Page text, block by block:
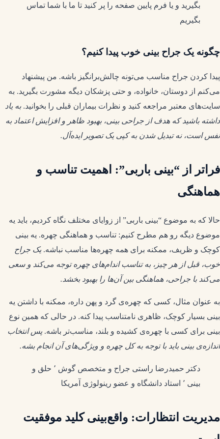
بگیرید و یا فرم پایین صفحه را پر کنید تا ما با شما تماس
بگیریم
چگونه یک جراح بینی خوب پیدا کنیم؟
پیدا کردن جراح مناسب می‌تونه چالش‌برانگیز باشه. من پیشنهاد
می‌کنم از دوستان، خانواده، و حتی پزشکان دیگه مشورت بگیرید. به
سایت‌های معتبر مراجعه کنید و نظرات بیماران قبلی را بخوانید. به یاد
داشته باشید که هدف از جراحی بینی، بهبود ظاهر و افزایش اعتماد به
نفس است، نه تبدیل شدن به کپی یک تصویر ایده‌آل.
فراتر از “بینی باربی”: اهمیت تناسب و
هماهنگی
حالا که به موضوع “بینی باربی” از زوایای مختلف نگاه کردیم، باید یه
موضوع دیگه رو هم مطرح کنیم: تناسب و هماهنگی چهره. یه بینی
کوچک و ظریف، ممکنه برای همه چهره‌ها مناسب نباشه. یک جراح
خوب، قبل از هر چیز، به تناسب اندام‌های چهره توجه می‌کند و سعی
می‌کند با جراحی، هماهنگی بین آن‌ها را بهبود بخشد.
به عنوان مثال، کسی که چهره‌ی گرد و پهن داره، ممکنه با داشتن یه
بینی بسیار کوچک، ظاهری نامتناسب پیدا کنه. در حالی که همین نوع
بینی برای کسی با چهره‌ی کشیده و بلند، مناسب‌تر باشه. پس انتخاب
اندازه‌ی بینی باید با توجه به کل چهره و ویژگی‌های آن انجام بشه.
دکتر حمیدرضا راستی جراح و متخصص گوش ٬ حلق و
بینی ٬ استاد دانشگاه و عضو رینولوژی آمریکا
مدیریت انتظارات: واقع‌بینی کلید موفقیت